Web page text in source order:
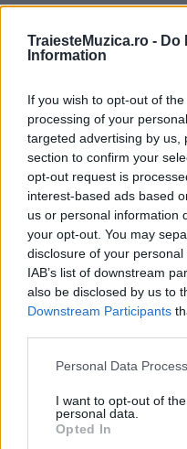
TraiesteMuzica.ro - Do
Information
If you wish to opt-out of
processing of your
targeted advertising by us,
section to confirm your
opt-out request is
interest-based ads based
us or personal information
your opt-out. You may
disclosure of your
IAB’s list of downstream
also be disclosed by us to
Downstream Participants
Please note that this
not limited to your visit or
grant or deny consent to
use your data for below
Personal Data
I want to opt-out of
personal data.
Opted In